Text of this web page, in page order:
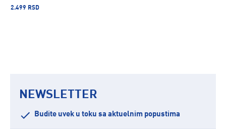
2.499 RSD
NEWSLETTER
Budite uvek u toku sa aktuelnim popustima